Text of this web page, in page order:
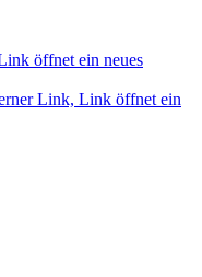
öffnet ein neues
Link, Link öffnet ein